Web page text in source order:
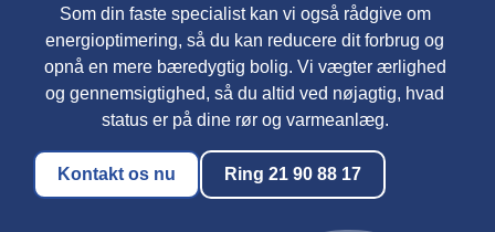
Som din faste specialist kan vi også rådgive om
energioptimering, så du kan reducere dit forbrug og
opnå en mere bæredygtig bolig. Vi vægter ærlighed
og gennemsigtighed, så du altid ved nøjagtig, hvad
status er på dine rør og varmeanlæg.
Kontakt os nu Ring 21 90 88 17